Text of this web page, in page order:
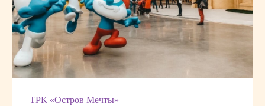
ТРК «Остров Мечты»